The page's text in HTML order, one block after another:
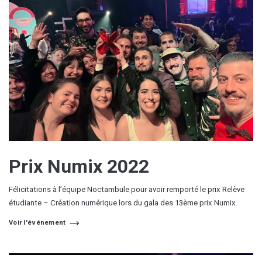
Prix Numix 2022
Félicitations à l’équipe Noctambule pour avoir remporté le prix Relève
étudiante – Création numérique lors du gala des 13ème prix Numix.
Voir l'événement